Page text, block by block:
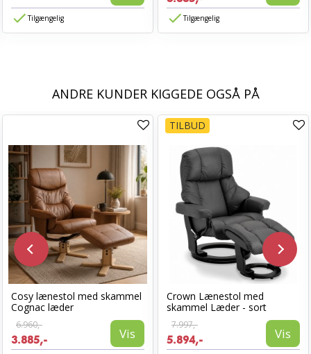
Tilgængelig Tilgængelig
ANDRE KUNDER KIGGEDE OGSÅ PÅ
Cosy lænestol med skammel
Cognac læder
6.960,-
3.885,- Vis
TILBUD
Crown Lænestol med
skammel Læder - sort
7.997,-
5.894,- Vis